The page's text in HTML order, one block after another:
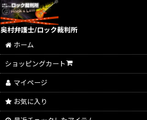
奥村弁護士/ロック裁判所
ホーム
ショッピングカート
マイページ
お気に入り